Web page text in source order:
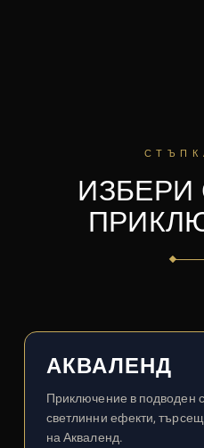
ИЗБЕРИ
АКВАЛЕНД
Приключение в подводен
светлинни ефекти,
на Акваленд.